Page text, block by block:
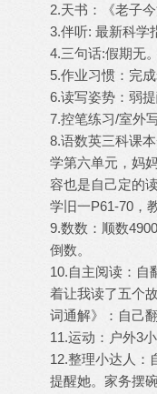
2.天书：《老子
3.伴听: 最新科学
4.三句话:假期无。
5.作业习惯：完
6.读写姿势：弱提
7.控笔练习/室外
8.语数英三科课
学第六单元，妈
容也是自己定的
学旧一P61-70，
9.数数：顺数
倒数。
10.自主阅读：自
着让我读了五个
词通解》：自己
11.运动：户外3
12.整理小达人：
提醒她。家务摆